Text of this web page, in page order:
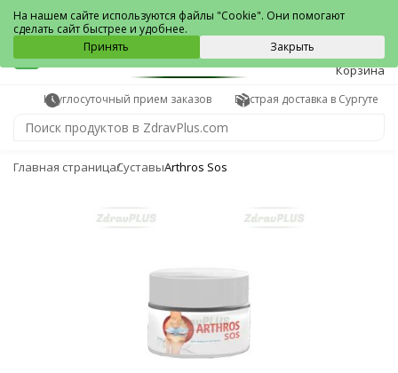
Сургут
0
Корзина
Круглосуточный прием заказов Быстрая доставка в Сургуте
Главная страницаСуставыArthros Sos
На нашем сайте используются файлы "Cookie". Они помогают
сделать сайт быстрее и удобнее.
Принять
Закрыть